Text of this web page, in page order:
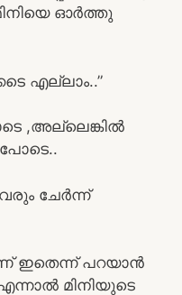
ഓർത്തു
എല്ലാം..”
,അല്ലെങ്കിൽ
ചേർന്ന്
ഇതെന്ന് പറയാൻ
മിനിയുടെ